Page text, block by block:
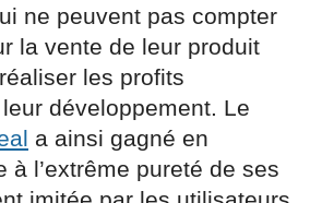
ne peuvent pas compter
la vente de leur produit
les profits
développement. Le
a ainsi gagné en
à l’extrême pureté de ses